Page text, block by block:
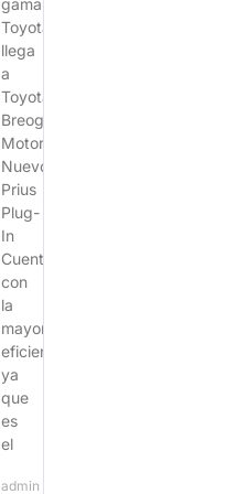
gama
Toyota
llega
a
Toyota
Breogán
Motor:
Nuevo
Prius
Plug-
In
Cuenta
con
la
mayor
eficiencia
ya
que
es
el
admin